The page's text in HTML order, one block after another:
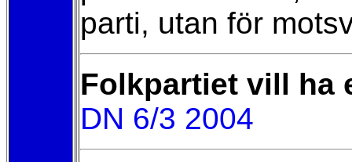
parti, utan för
Folkpartiet vill ha
DN 6/3 2004